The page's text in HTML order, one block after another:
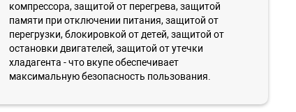
компрессора, защитой от перегрева, защитой
памяти при отключении питания, защитой от
перегрузки, блокировкой от детей, защитой от
остановки двигателей, защитой от утечки
хладагента - что вкупе обеспечивает
максимальную безопасность пользования.